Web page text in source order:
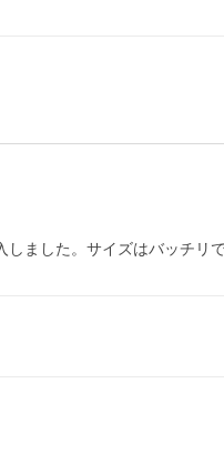
ました。サイズはバッチ